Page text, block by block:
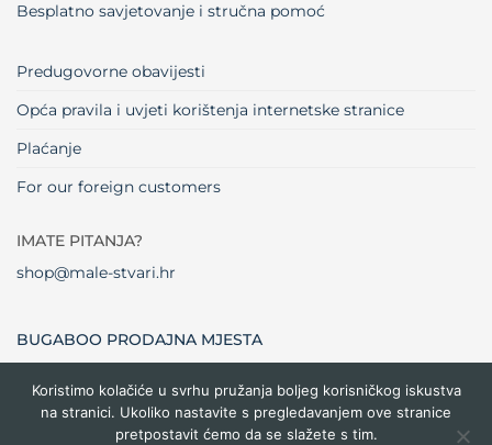
Besplatno savjetovanje i stručna pomoć
Predugovorne obavijesti
Opća pravila i uvjeti korištenja internetske stranice
Plaćanje
For our foreign customers
IMATE PITANJA?
shop@male-stvari.hr
BUGABOO PRODAJNA MJESTA
Visa MasterCardMaestro Dinners
Club
Credit
Card
Cash
Koristimo kolačiće u svrhu pružanja boljeg korisničkog iskustva
na stranici. Ukoliko nastavite s pregledavanjem ove stranice
pretpostavit ćemo da se slažete s tim.